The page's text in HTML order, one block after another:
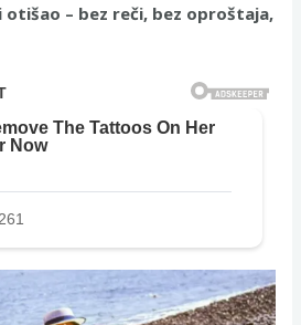
– bez reči, bez oproštaja,